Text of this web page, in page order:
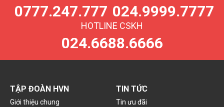
0777.247.777 024.9999.7777
HOTLINE CSKH
024.6688.6666
TẬP ĐOÀN HVN
Giới thiệu chung
TIN TỨC
Tin ưu đãi